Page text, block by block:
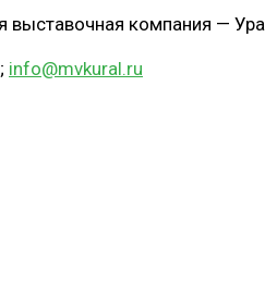
выставочная компания —
info@mvkural.ru